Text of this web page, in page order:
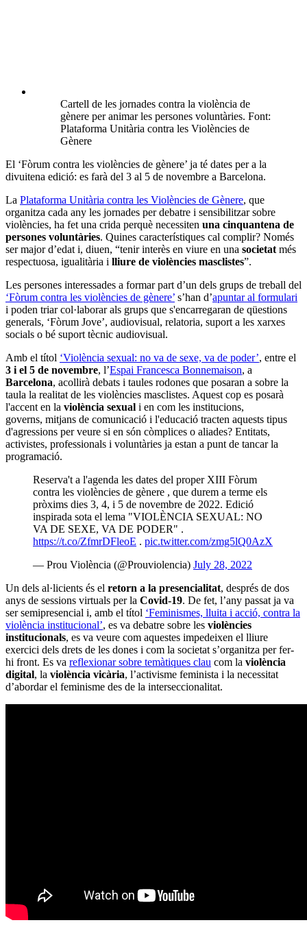
Cartell de les jornades contra la violència de
gènere per animar les persones voluntàries. Font:
Plataforma Unitària contra les Violències de
Gènere
El ‘Fòrum contra les violències de gènere’ ja té dates per a la
divuitena edició: es farà del 3 al 5 de novembre a Barcelona.
La Plataforma Unitària contra les Violències de Gènere, que
organitza cada any les jornades per debatre i sensibilitzar sobre
violències, ha fet una crida perquè necessiten una cinquantena de
persones voluntàries. Quines característiques cal complir? Només
ser major d’edat i, diuen, “tenir interès en viure en una societatmés
respectuosa, igualitària i lliure de violències masclistes”.
Les persones interessades a formar part d’un dels grups de treball del
‘Fòrum contra les violències de gènere’ s’han d’apuntar al formulari
i poden triar col·laborar als grups que s'encarregaran de qüestions
generals, ‘Fòrum Jove’, audiovisual, relatoria, suport a les xarxes
socials o bé suport tècnic audiovisual.
Amb el títol ‘Violència sexual: no va de sexe, va de poder’, entre el
3 i el 5 de novembre, l’Espai Francesca Bonnemaison, a
Barcelona, acollirà debats i taules rodones que posaran a sobre la
taula la realitat de les violències masclistes. Aquest cop es posarà
l'accent en la violència sexual i en com les institucions,
governs, mitjans de comunicació i l'educació tracten aquests tipus
d'agressions per veure si en són còmplices o aliades? Entitats,
activistes, professionals i voluntàries ja estan a punt de tancar la
programació.
Reserva't a l'agenda les dates del proper XIII Fòrum
contra les violències de gènere , que durem a terme els
pròxims dies 3, 4, i 5 de novembre de 2022. Edició
inspirada sota el lema "VIOLÈNCIA SEXUAL: NO
VA DE SEXE, VA DE PODER" .
https://t.co/ZfmrDFleoE . pic.twitter.com/zmg5lQ0AzX
— Prou Violència (@Prouviolencia) July 28, 2022
Un dels al·licients és el retorn a la presencialitat, després de dos
anys de sessions virtuals per la Covid-19. De fet, l’any passat ja va
ser semipresencial i, amb el títol ‘Feminismes, lluita i acció, contra la
violència institucional’, es va debatre sobre les violències
institucionals, es va veure com aquestes impedeixen el lliure
exercici dels drets de les dones i com la societat s’organitza per fer-
hi front. Es va reflexionar sobre temàtiques clau com la violència
digital, la violència vicària, l’activisme feminista i la necessitat
d’abordar el feminisme des de la interseccionalitat.